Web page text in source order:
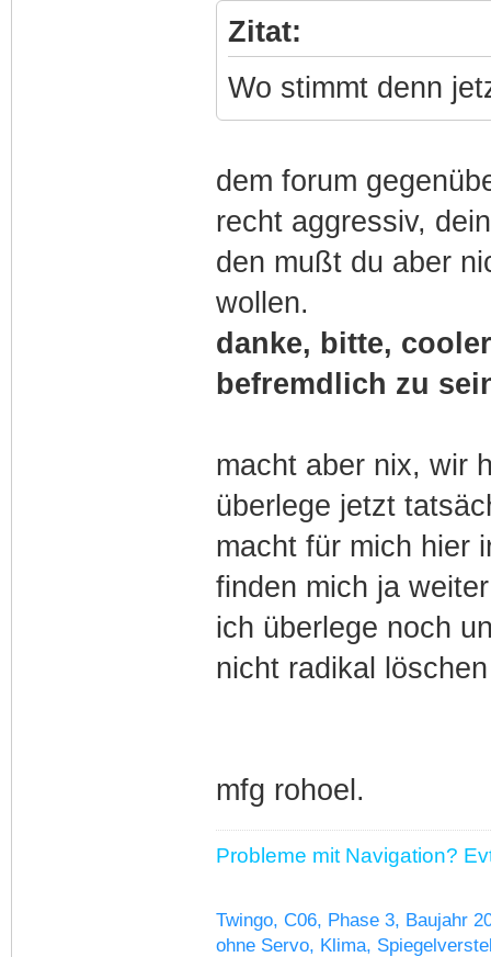
Zitat:
Wo stimmt denn
dem forum
recht aggressiv,
den mußt du aber
wollen.
danke, bitte,
befremdlich zu
macht aber nix, wir
überlege jetzt
macht für mich hier
finden mich ja
ich überlege noch
nicht radikal
mfg rohoel.
Probleme mit Navigation?
Twingo, C06, Phase 3, Baujahr
ohne Servo, Klima,